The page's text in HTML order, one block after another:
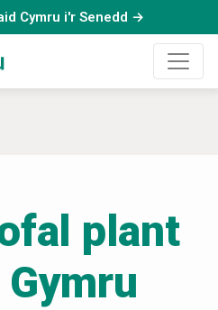
Cymru i'r Senedd →
plant